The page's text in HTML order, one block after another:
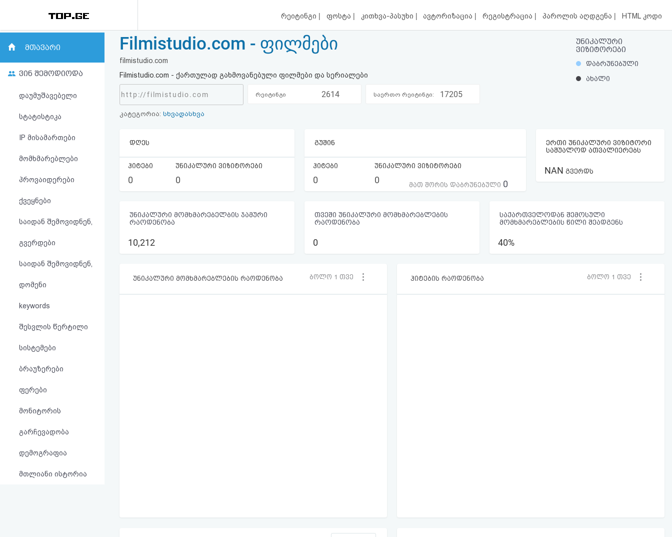
რეიტინგი | ფოსტა | კითხვა-პასუხი | ავტორიზაცია | რეგისტრაცია | პაროლის აღდგენა | HTML კოდი
რეიტინგი
(მთავარი)
კითხვა-
პასუხი
ავტორიზაცია
რეგისტრაცია
სალიცენზიო
შეთანხმება
მთავარი
ვინ შემოდიოდა
დაუმუშავებელი
სტატისტიკა
IP მისამართები
მომხმარებლები
პროვაიდერები
ქვეყნები
საიდან შემოვიდნენ,
გვერდები
საიდან შემოვიდნენ,
დომენი
keywords
შესვლის წერტილი
სისტემები
ბრაუზერები
ფერები
მონიტორის
გარჩევადობა
დემოგრაფია
მთლიანი ისტორია
Filmistudio.com - ფილმები
filmistudio.com
Filmistudio.com - ქართულად გახმოვანებული ფილმები და სერიალები
http://filmistudio.com რეიტინგი 2614 საერთო რეიტინგი: 17205
კატეგორია: სხვადასხვა
უნიკალური
ვიზიტორები
დაბრუნებული
ახალი
დღეს
ჰიტები
0
უნიკალური ვიზიტორები
0
გუშინ
ჰიტები
0
უნიკალური ვიზიტორები
0 მათ შორის დაბრუნებული 0
ერთი უნიკალური ვიზიტორი
საშუალოდ ათვალიერებს
NAN გვერდს
უნიკალური მომხმარებელბის ჯამური
რაოდენობა
10,212
თვეში უნიკალური მომხმარებლების
რაოდენობა
0
საქართველოდან შემოსული
მომხმარებლების წილი შეადგენს
40%
უნიკალური მომხმარებლების რაოდენობა ბოლო 1 თვე ჰიტების რაოდენობა ბოლო 1 თვე